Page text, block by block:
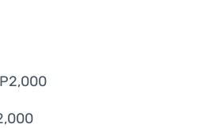
P2,000